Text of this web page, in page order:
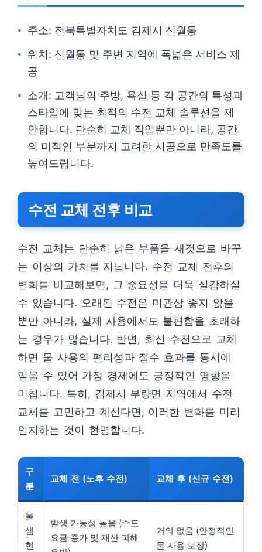
주소: 전북특별자치도 김제시 신월동
위치: 신월동 및 주변 지역에 폭넓은 서비스 제
공
소개: 고객님의 주방, 욕실 등 각 공간의 특성과
스타일에 맞는 최적의 수전 교체 솔루션을 제
안합니다. 단순히 교체 작업뿐만 아니라, 공간
의 미적인 부분까지 고려한 시공으로 만족도를
높여드립니다.
수전 교체 전후 비교
수전 교체는 단순히 낡은 부품을 새것으로 바꾸
는 이상의 가치를 지닙니다. 수전 교체 전후의
변화를 비교해보면, 그 중요성을 더욱 실감하실
수 있습니다. 오래된 수전은 미관상 좋지 않을
뿐만 아니라, 실제 사용에서도 불편함을 초래하
는 경우가 많습니다. 반면, 최신 수전으로 교체
하면 물 사용의 편리성과 절수 효과를 동시에
얻을 수 있어 가정 경제에도 긍정적인 영향을
미칩니다. 특히, 김제시 부량면 지역에서 수전
교체를 고민하고 계신다면, 이러한 변화를 미리
인지하는 것이 현명합니다.
구
분
교체 전 (노후 수전) 교체 후 (신규 수전)
물
샘
현
발생 가능성 높음 (수도
요금 증가 및 재산 피해
거의 없음 (안정적인
물 사용 보장)